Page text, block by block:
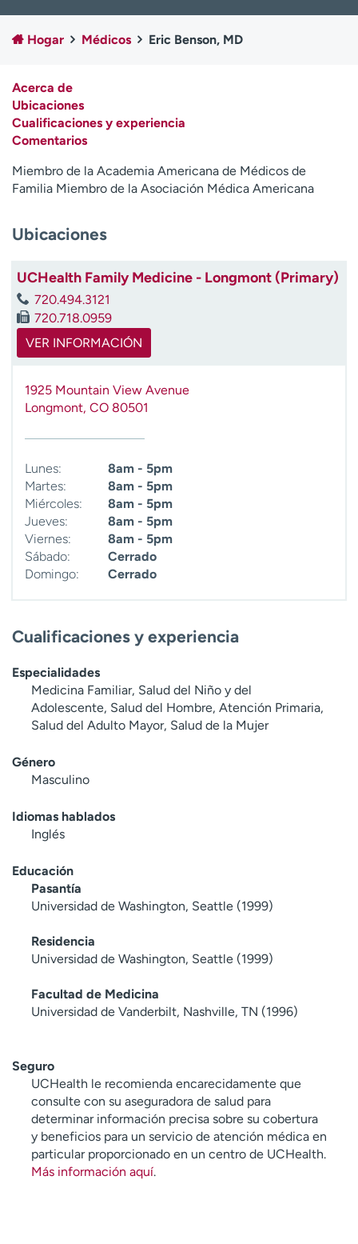
Empleados
Profesionales
Contáctenos
A
ú
d
m
e
n
c
n
Hogar Médicos Eric Benson, MD
Acerca de
Ubicaciones
Cualificaciones y experiencia
Comentarios
Miembro de la Academia Americana de Médicos de
Familia Miembro de la Asociación Médica Americana
Ubicaciones
UCHealth Family Medicine - Longmont (Primary)
720.494.3121
720.718.0959
VER INFORMACIÓN
1925 Mountain View Avenue
Longmont, CO 80501
Lunes:
8am - 5pm
Martes:
8am - 5pm
Miércoles:
8am - 5pm
Jueves:
8am - 5pm
Viernes:
8am - 5pm
Sábado:
Cerrado
Domingo:
Cerrado
Cualificaciones y experiencia
Especialidades
Medicina Familiar, Salud del Niño y del
Adolescente, Salud del Hombre, Atención Primaria,
Salud del Adulto Mayor, Salud de la Mujer
Género
Masculino
Idiomas hablados
Inglés
Educación
Pasantía
Universidad de Washington, Seattle (1999)
Residencia
Universidad de Washington, Seattle (1999)
Facultad de Medicina
Universidad de Vanderbilt, Nashville, TN (1996)
Seguro
UCHealth le recomienda encarecidamente que
consulte con su aseguradora de salud para
determinar información precisa sobre su cobertura
y beneficios para un servicio de atención médica en
particular proporcionado en un centro de UCHealth.
Más información aquí.